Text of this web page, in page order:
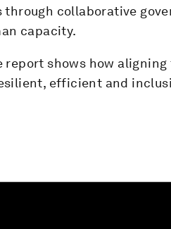
collaborative
capacity.
shows how
efficient and